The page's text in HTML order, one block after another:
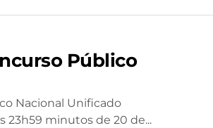
Público
Nacional Unificado
23h59 minutos de 20 de...